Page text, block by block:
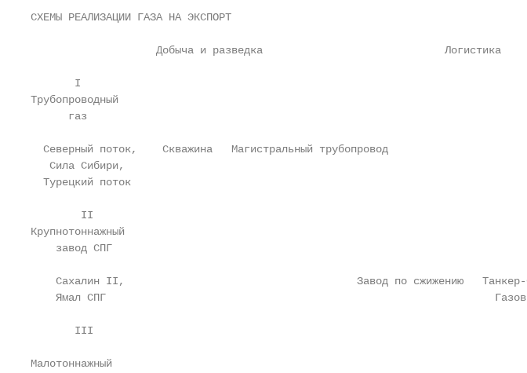
СХЕМЫ РЕАЛИЗАЦИИ ГАЗА НА ЭКСПОРТ
Добыча и разведка                             Логистика
       I
Трубопроводный
      газ
Северный поток,    Скважина   Магистральный трубопровод
Сила Сибири,
  Турецкий поток
        II
Крупнотоннажный
    завод СПГ
Сахалин II,                                     Завод по сжижению
Ямал СПГ
       III
Малотоннажный